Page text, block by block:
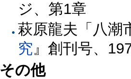
ジ、第1章
萩原龍夫「八潮
究 』創刊号、
その他